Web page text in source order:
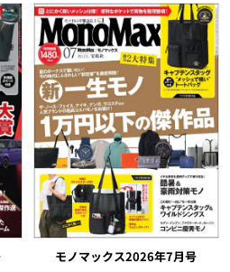
モノマックス2026年7月号